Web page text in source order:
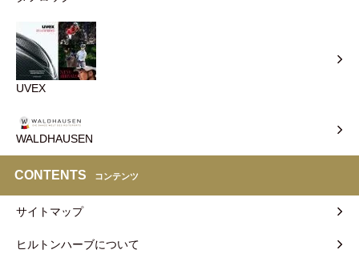
UVEX
WALDHAUSEN
CONTENTS コンテンツ
サイトマップ
ヒルトンハーブについて